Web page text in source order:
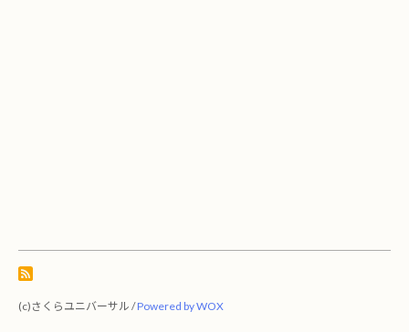
(c)さくらユニバーサル /Powered by WOX